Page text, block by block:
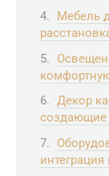
Мебель
Декор
создающие
интеграция